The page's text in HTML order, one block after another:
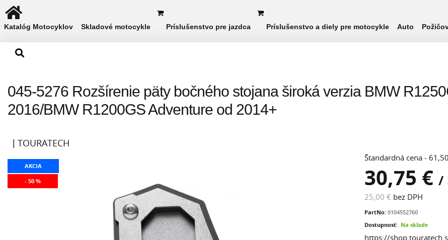
Katalóg Motocyklov Skladové motocykle Príslušenstvo pre jazdca Príslušenstvo a diely pre motocykle Auto
045-5276 Rozšírenie päty bočného stojana široká verzia BMW
2016/BMW R1200GS Adventure od 2014+
TOURATECH
AKCIA
- 50 %
Štandardná cena -
30,75 € /
25,00 € bez DPH
PartNo: 0104552760
Dostupnosť: Na sklade
https://